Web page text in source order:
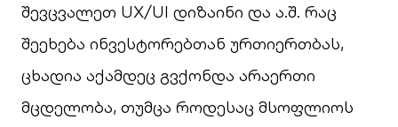
შევცვალეთ UX/UI დიზაინი და ა.შ. რაც
შეეხება ინვესტორებთან ურთიერთბას,
ცხადია აქამდეც გვქონდა არაერთი
მცდელობა, თუმცა როდესაც მსოფლიოს